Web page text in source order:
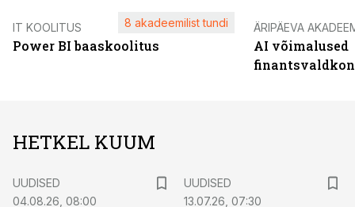
IT KOOLITUS
Power BI baaskoolitus
8 akadeemilist tundi ÄRIPÄEVA
AI võimalused
HETKEL KUUM
UUDISED
04.08.26, 08:00
UUDISED
13.07.26, 07:30